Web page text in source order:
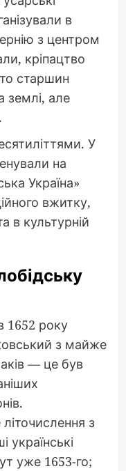
в
з центром
кріпацтво
старшин
землі, але
У
на
Україна»
вжитку,
в культурній
1652 року
з майже
— це був
з
українські
уже 1653-го;